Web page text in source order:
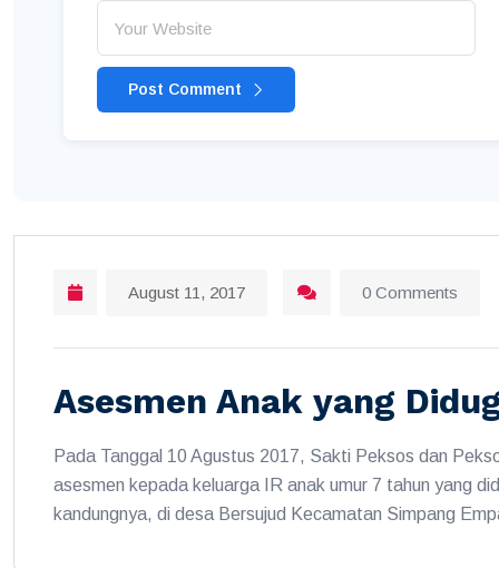
Post Comment
August 11, 2017 0 Comments
Asesmen Anak yang
Pada Tanggal 10 Agustus 2017, Sakti Peksos dan
asesmen kepada keluarga IR anak umur 7 tahun yang
kandungnya, di desa Bersujud Kecamatan Simpang